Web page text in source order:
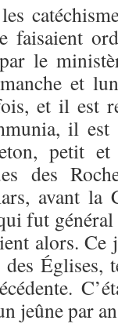
faisaient
le
et
et il est
il est
petit
des
avant la
fut
alors. Ce
des
jeûne par